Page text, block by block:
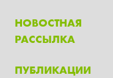
НОВОСТНАЯ
РАССЫЛКА
ПУБЛИКАЦИИ